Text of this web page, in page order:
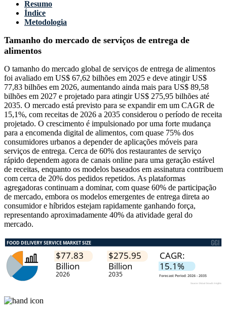
Resumo
Índice
Metodologia
Tamanho do mercado de serviços de entrega de
alimentos
O tamanho do mercado global de serviços de entrega de alimentos
foi avaliado em US$ 67,62 bilhões em 2025 e deve atingir US$
77,83 bilhões em 2026, aumentando ainda mais para US$ 89,58
bilhões em 2027 e projetado para atingir US$ 275,95 bilhões até
2035. O mercado está previsto para se expandir em um CAGR de
15,1%, com receitas de 2026 a 2035 considerou o período de receita
projetado. O crescimento é impulsionado por uma forte mudança
para a encomenda digital de alimentos, com quase 75% dos
consumidores urbanos a depender de aplicações móveis para
serviços de entrega. Cerca de 60% dos restaurantes de serviço
rápido dependem agora de canais online para uma geração estável
de receitas, enquanto os modelos baseados em assinatura contribuem
com cerca de 20% dos pedidos repetidos. As plataformas
agregadoras continuam a dominar, com quase 60% de participação
de mercado, embora os modelos emergentes de entrega direta ao
consumidor e híbridos estejam rapidamente ganhando força,
representando aproximadamente 40% da atividade geral do
mercado.